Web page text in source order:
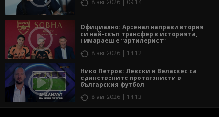
8 авг 2026 | 09:14
Официално: Арсенал направи втория
си най-скъп трансфер в историята,
Гимараеш е “артилерист”
8 авг 2026 | 14:12
Нико Петров: Левски и Веласкес са
единствените протагонисти в
българския футбол
8 авг 2026 | 14:13